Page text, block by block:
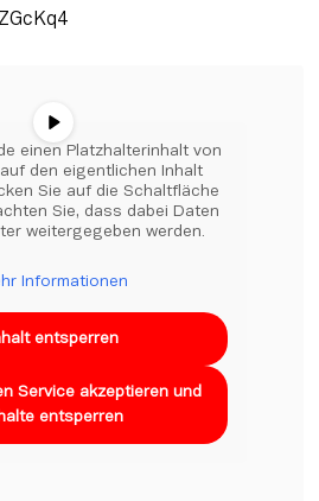
auf den eigentlichen Inhalt
Sie auf die Schaltfläche
Sie, dass dabei Daten
weitergegeben werden.
Informationen
entsperren
Service akzeptieren und
entsperren